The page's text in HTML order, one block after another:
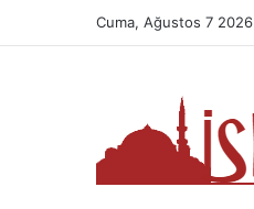
Cuma, Ağustos 7 2026